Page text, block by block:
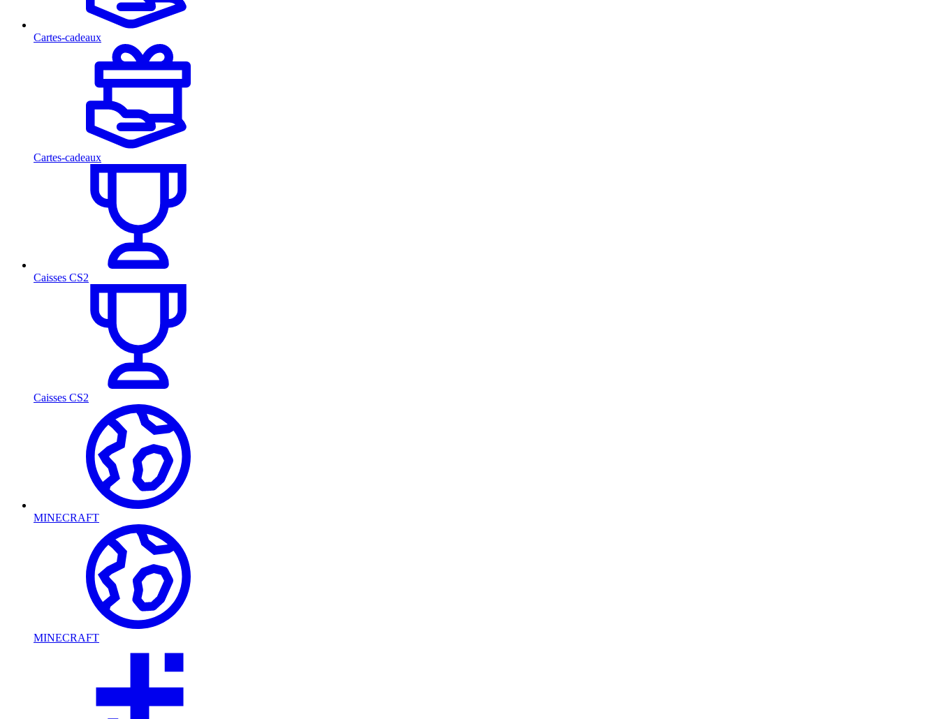
Cartes-cadeaux
Cartes-cadeaux
Caisses CS2
Caisses CS2
MINECRAFT
MINECRAFT